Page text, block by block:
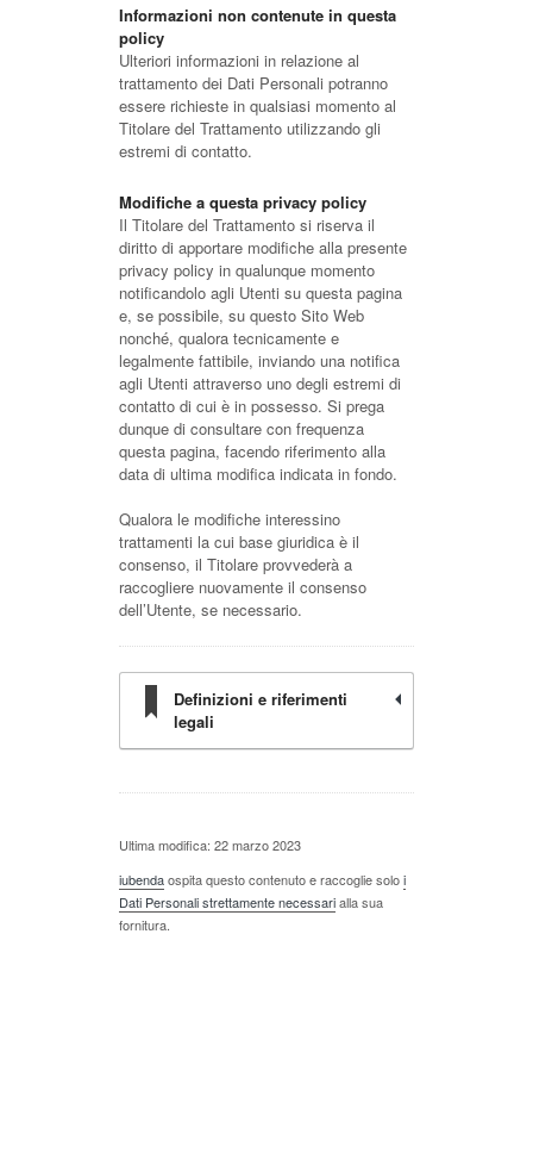
Informazioni non contenute in questa
policy
Ulteriori informazioni in relazione al
trattamento dei Dati Personali potranno
essere richieste in qualsiasi momento al
Titolare del Trattamento utilizzando gli
estremi di contatto.
Modifiche a questa privacy policy
Il Titolare del Trattamento si riserva il
diritto di apportare modifiche alla presente
privacy policy in qualunque momento
notificandolo agli Utenti su questa pagina
e, se possibile, su questo Sito Web
nonché, qualora tecnicamente e
legalmente fattibile, inviando una notifica
agli Utenti attraverso uno degli estremi di
contatto di cui è in possesso. Si prega
dunque di consultare con frequenza
questa pagina, facendo riferimento alla
data di ultima modifica indicata in fondo.
Qualora le modifiche interessino
trattamenti la cui base giuridica è il
consenso, il Titolare provvederà a
raccogliere nuovamente il consenso
dell’Utente, se necessario.
Definizioni e riferimenti
legali
Ultima modifica: 22 marzo 2023
iubendaospita questo contenuto e raccoglie soloi
Dati Personali strettamente necessarialla sua
fornitura.